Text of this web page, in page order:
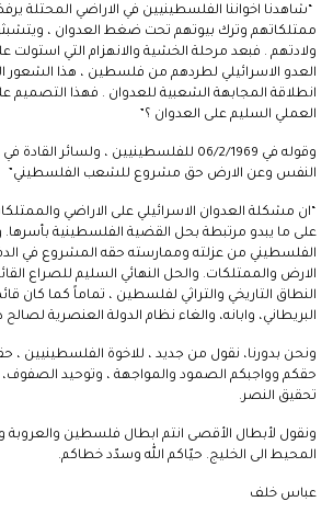
“شاهدنا اخواننا الفلسطينيين في الاراضي المحتلة
ممتلكاتهم وترك بيوتهم تحت ضغط العدوان ،
ولادتهم . فبعد مرحلة الخشية والانهزام التي استولت
العدو الاسرائيلي لطردهم من فلسطين ، هذا الشعور
انطلاقة المجابهة الشعبية للعدوان . فهذا التصميم
العملي السليم على العدوان ؟”
وقوله في 06/2/1969 للفلسطينيين ، ولسائر
النفس وعن الارض حق مشروع للشعب الفلسطيني”
“ان مشكلة العدوان الاسرائيلي على الاراضي
على ما يبدو مرتبطة بحل القضية الفلسطينية
الفلسطيني من عزلته وممارسته حقه المشروع في
الارض والممتلكات. والحل النهائي السليم للصراع
النطاق التاريخي والتراثي لفلسطين ، تماماً كما كان
البريطاني، وابانه، والغاء نظام الدولة العنصرية لصالح
ونحن بدورنا، نقول من جديد ، للاخوة الفلسطينيين
حقكم وواجبكم الصمود والمواجهة ، وتوحيد
تحقيق النصر.
ونقول لأبطال الأقصى انتم ابطال فلسطين والعروبة
المحيط الى الخليج. حيّاكم الله وسدّد خطاكم.
عباس خلف